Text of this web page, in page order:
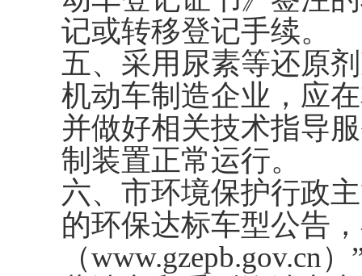
记或转移登记手续。
五、采用尿素等还原
机动车制造企业，应
并做好相关技术指导
制装置正常运行。
六、市环境保护行政
的环保达标车型公告
（www.gzepb.gov.cn